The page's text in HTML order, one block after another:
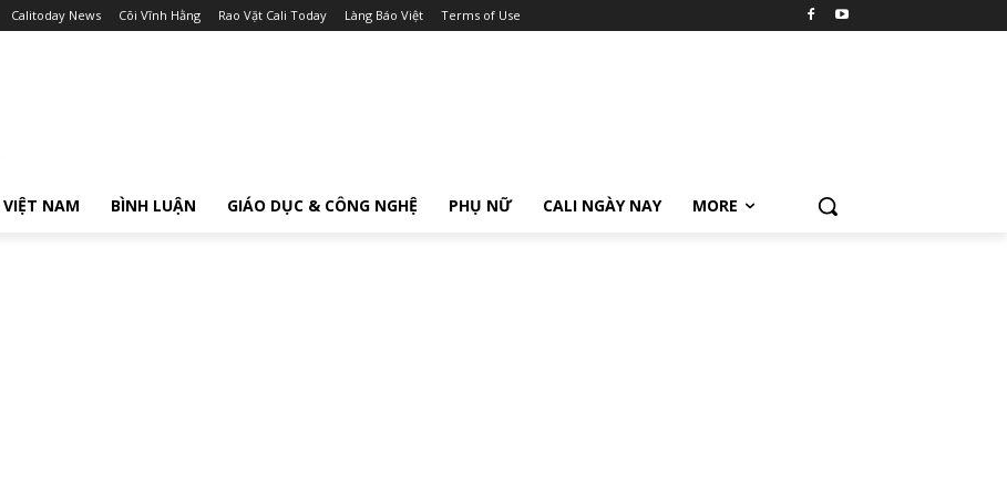
Calitoday News Cõi Vĩnh Hằng Rao Vặt Cali Today Làng Báo Việt Terms of Use
VIỆT NAM BÌNH LUẬN GIÁO DỤC & CÔNG NGHỆ PHỤ NỮ CALI NGÀY NAY MORE